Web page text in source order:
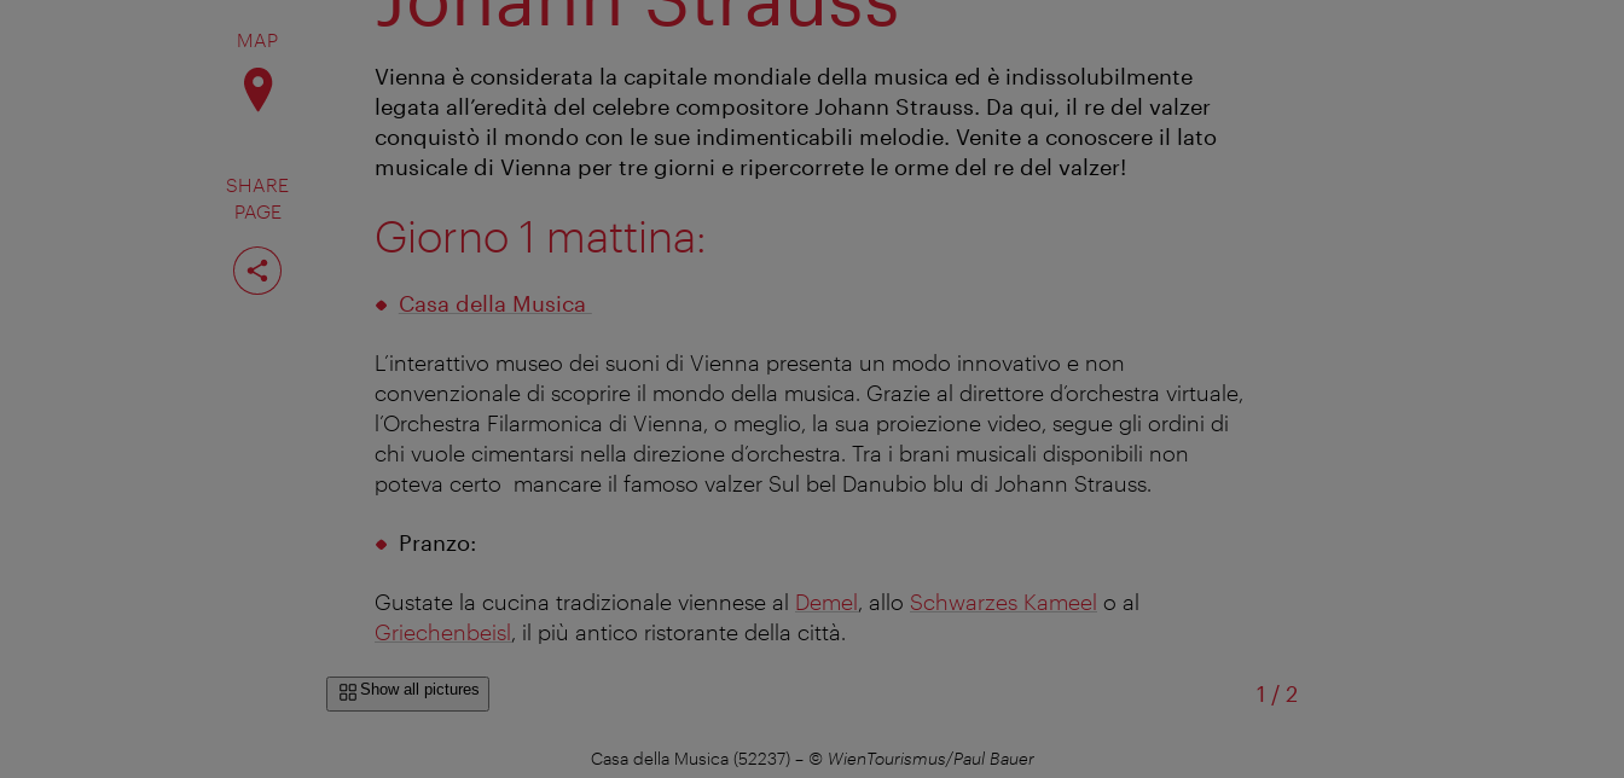
MAP
SHARE
PAGE
Share
page
Vienna è considerata la capitale mondiale della musica ed è indissolubilmente
legata all’eredità del celebre compositore Johann Strauss. Da qui, il re del valzer
conquistò il mondo con le sue indimenticabili melodie. Venite a conoscere il lato
musicale di Vienna per tre giorni e ripercorrete le orme del re del valzer!
Giorno 1 mattina:
Casa della Musica
L’interattivo museo dei suoni di Vienna presenta un modo innovativo e non
convenzionale di scoprire il mondo della musica. Grazie al direttore d’orchestra virtuale,
l’Orchestra Filarmonica di Vienna, o meglio, la sua proiezione video, segue gli ordini di
chi vuole cimentarsi nella direzione d’orchestra. Tra i brani musicali disponibili non
poteva certo mancare il famoso valzer Sul bel Danubio blu di Johann Strauss.
Pranzo:
Gustate la cucina tradizionale viennese al Demel, allo Schwarzes Kameel o al
Griechenbeisl, il più antico ristorante della città.
Show all pictures 1 /of
2
Casa della Musica (52237)– © WienTourismus/Paul Bauer